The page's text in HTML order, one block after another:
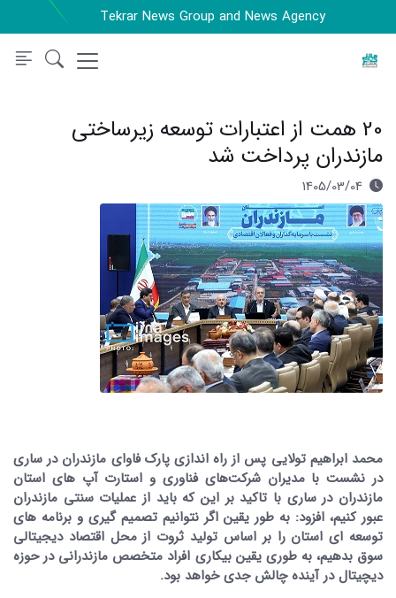
Tekrar News Group and News Agency
20 همت از اعتبارات توسعه زیرساختی
مازندران پرداخت شد
1405/03/04
محمد ابراهیم تولایی پس از راه اندازی پارک فاوای مازندران در ساری
در نشست با مدیران شرکت‌های فناوری و استارت آپ های استان
مازندران در ساری با تاکید بر این که باید از عملیات سنتی مازندران
عبور کنیم، افزود: به طور یقین اگر نتوانیم تصمیم گیری و برنامه های
توسعه ای استان را بر اساس تولید ثروت از محل اقتصاد دیجیتالی
سوق بدهیم، به طوری یقین بیکاری افراد متخصص مازندرانی در حوزه
دیچیتال در آینده چالش جدی خواهد بود.